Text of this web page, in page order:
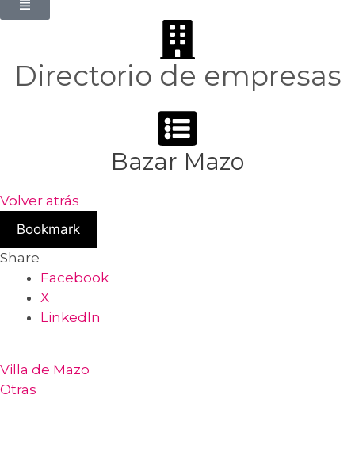
Directorio de empresas
Bazar Mazo
Volver atrás
Bookmark
Share
Facebook
X
LinkedIn
Villa de Mazo
Otras